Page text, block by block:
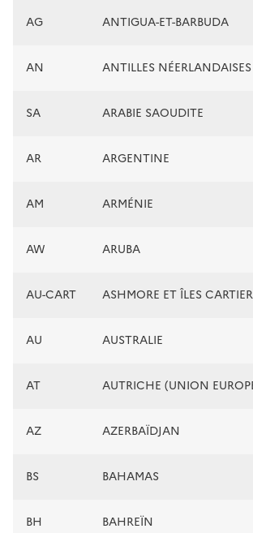
AG ANTIGUA-ET-BARBUDA
AN ANTILLES NÉERLANDAISES
SA ARABIE SAOUDITE
AR ARGENTINE
AM ARMÉNIE
AW ARUBA
AU-CART ASHMORE ET ÎLES
AU AUSTRALIE
AT AUTRICHE (UNION
AZ AZERBAÏDJAN
BS BAHAMAS
BH BAHREÏN